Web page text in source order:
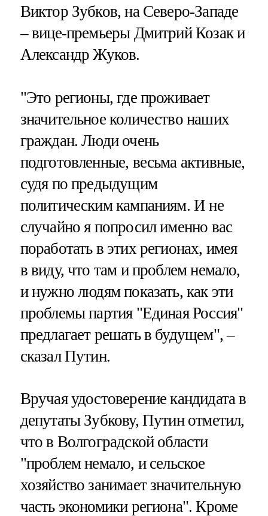
Виктор Зубков, на Северо-Западе
– вице-премьеры Дмитрий Козак и
Александр Жуков.
"Это регионы, где проживает
значительное количество наших
граждан. Люди очень
подготовленные, весьма активные,
судя по предыдущим
политическим кампаниям. И не
случайно я попросил именно вас
поработать в этих регионах, имея
в виду, что там и проблем немало,
и нужно людям показать, как эти
проблемы партия "Единая Россия"
предлагает решать в будущем", –
сказал Путин.
Вручая удостоверение кандидата в
депутаты Зубкову, Путин отметил,
что в Волгоградской области
"проблем немало, и сельское
хозяйство занимает значительную
часть экономики региона". Кроме